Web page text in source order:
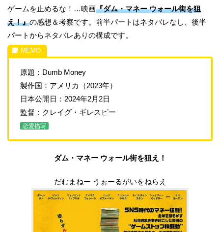
ゲームを止めるな！…映画『ダム・マネー ウォール街を狙
え！』の感想＆考察です。前半パートはネタバレなし、後半
パートからネタバレありの構成です。
原題：Dumb Money
製作国：アメリカ（2023年）
日本公開日：2024年2月2日
監督：クレイグ・ギレスピー
恋愛描写
ダム・マネー ウォール街を狙え！
だむまねー うぉーるがいをねらえ